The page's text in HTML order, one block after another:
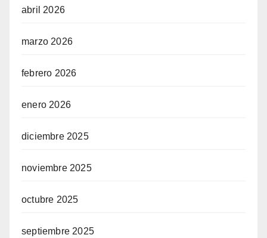
abril 2026
marzo 2026
febrero 2026
enero 2026
diciembre 2025
noviembre 2025
octubre 2025
septiembre 2025